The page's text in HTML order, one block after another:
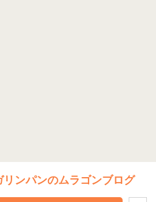
ンパンのムラゴンブログ